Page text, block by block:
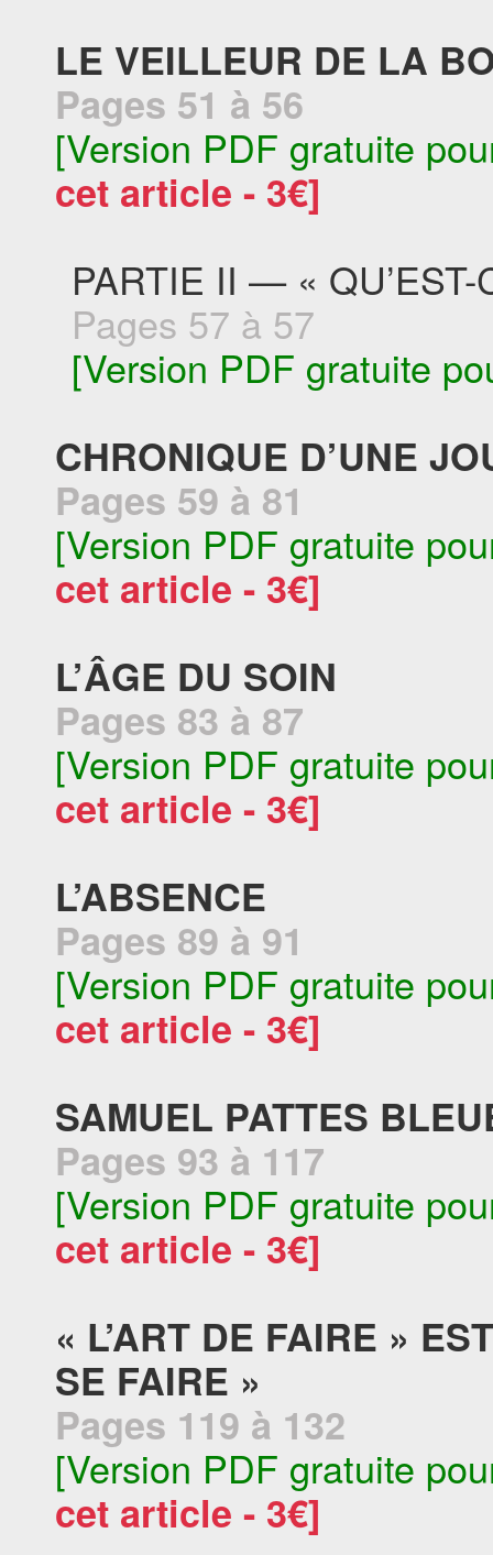
LE VEILLEUR DE LA
Pages 51 à 56
[Version PDF gratuite
cet article - 3€]
PARTIE II — «
Pages 57 à 57
[Version PDF gratuite
CHRONIQUE D’UNE
Pages 59 à 81
[Version PDF gratuite
cet article - 3€]
L’ÂGE DU SOIN
Pages 83 à 87
[Version PDF gratuite
cet article - 3€]
L’ABSENCE
Pages 89 à 91
[Version PDF gratuite
cet article - 3€]
SAMUEL PATTES
Pages 93 à 117
[Version PDF gratuite
cet article - 3€]
« L’ART DE FAIRE »
SE FAIRE »
Pages 119 à 132
[Version PDF gratuite
cet article - 3€]